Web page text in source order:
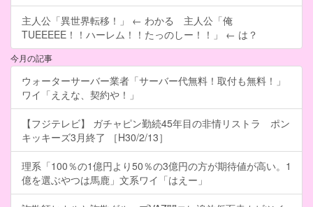
主人公「異世界転移！」 ← わかる 主人公「俺
TUEEEEE！！ハーレム！！たっのしー！！」 ← は？
今月の記事
ウォーターサーバー業者「サーバー代無料！取付も無料！」
ワイ「ええな、契約や！」
【フジテレビ】 ガチャピン勤続45年目の非情リストラ ポン
キッキーズ3月終了 ［H30/2/13］
理系「100％の1億円より50％の3億円の方が期待値が高い。1
億を選ぶやつは馬鹿」文系ワイ「はえー」